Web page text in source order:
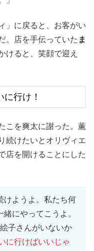
」に戻ると、お客がい
。店を手伝っていた ま
けると、笑顔で迎え
行け！
こを爽太に謝った。薫
続けたいとオリヴィエ
店を開けることにした
けようよ。私たち何
にやってこうよ。
子さんがいないか
に行けばいいじゃ